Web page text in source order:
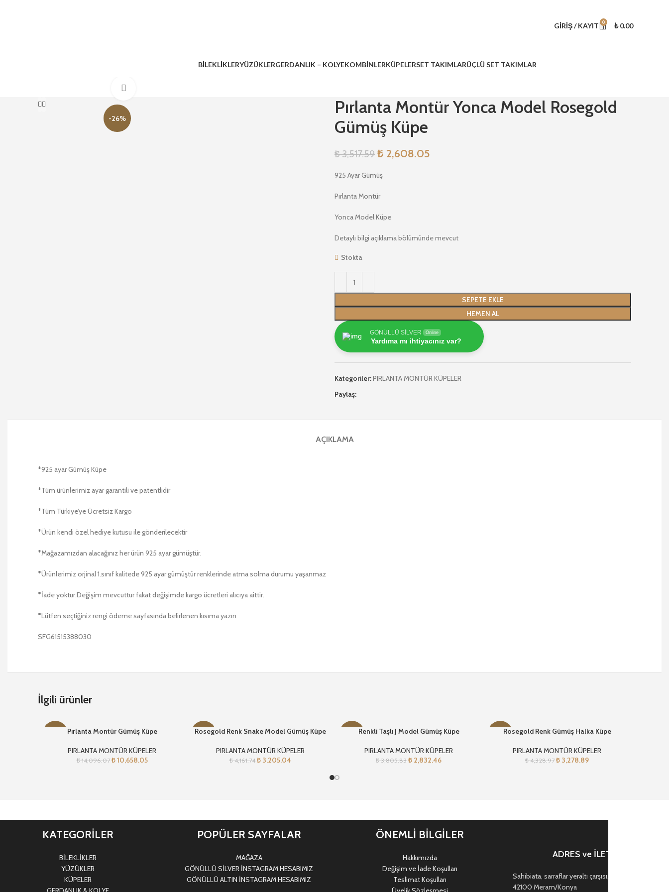
GIRIŞ / KAYIT 0 ₺0.00
BİLEKLİKLERYÜZÜKLERGERDANLIK – KOLYEKOMBİNLERKÜPELERSET TAKIMLARÜÇLÜ SET TAKIMLAR
-26%
Pırlanta Montür Yonca Model Rosegold
Gümüş Küpe
₺3,517.59 ₺ 2,608.05
925 Ayar Gümüş
Pırlanta Montür
Yonca Model Küpe
Detaylı bilgi açıklama bölümünde mevcut
Stokta
SEPETE EKLE
HEMEN AL
GÖNÜLLÜ SİLVER Online
Yardıma mı ihtiyacınız var?
Kategoriler:PIRLANTA MONTÜR KÜPELER
Paylaş:
AÇIKLAMA
*925 ayar Gümüş Küpe
*Tüm ürünlerimiz ayar garantili ve patentlidir
*Tüm Türkiye’ye Ücretsiz Kargo
*Ürün kendi özel hediye kutusu ile gönderilecektir
*Mağazamızdan alacağınız her ürün 925 ayar gümüştür.
*Ürünlerimiz orjinal 1.sınıf kalitede 925 ayar gümüştür renklerinde atma solma durumu yaşanmaz
*İade yoktur.Değişim mevcuttur fakat değişimde kargo ücretleri alıcıya aittir.
*Lütfen seçtiğiniz rengi ödeme sayfasında belirlenen kısıma yazın
SFG61515388030
İlgili ürünler
Pırlanta Montür Gümüş Küpe
PIRLANTA MONTÜR KÜPELER
₺14,096.07 ₺10,658.05
-23%
Rosegold Renk Snake Model Gümüş Küpe
PIRLANTA MONTÜR KÜPELER
₺4,161.74 ₺ 3,205.04
-26%Renkli Taşlı J Model Gümüş Küpe
PIRLANTA MONTÜR KÜPELER
₺3,805.83 ₺ 2,832.46
-24%Rosegold Renk Gümüş Halka Küpe
PIRLANTA MONTÜR KÜPELER
₺4,328.97 ₺ 3,278.89
KATEGORİLER
BİLEKLİKLER
YÜZÜKLER
KÜPELER
POPÜLER SAYFALAR
MAĞAZA
GÖNÜLLÜ SİLVER İNSTAGRAM HESABIMIZ
GÖNÜLLÜ ALTIN İNSTAGRAM HESABIMIZ
ÖNEMLİ BİLGİLER
Hakkımızda
Değişim ve İade Koşulları
Teslimat Koşulları
ADRES ve İLETİŞİM
Sahibiata, sarraflar yeraltı çarşısı, Mevlana Cd. no:47,
42100 Meram/Konya